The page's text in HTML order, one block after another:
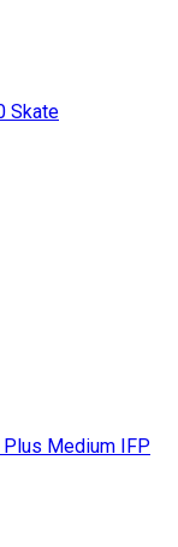
Skate
Medium IFP